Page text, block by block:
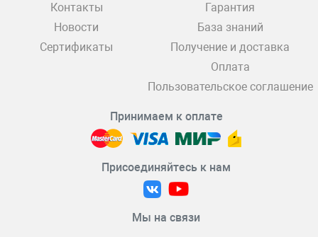
Контакты
Новости
Сертификаты
Гарантия
База знаний
Получение и доставка
Оплата
Пользовательское соглашение
Принимаем к оплате
Присоединяйтесь к нам
Мы на связи